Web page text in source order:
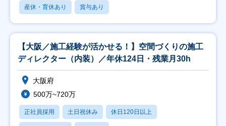
産休・育休あり 賞与あり
【大阪／施工経験が活かせる！】空間づくりの施工
ディレクター（内装）／年休124日・残業月30h
大阪府
500万~720万
正社員採用 土日祝休み 休日120日以上